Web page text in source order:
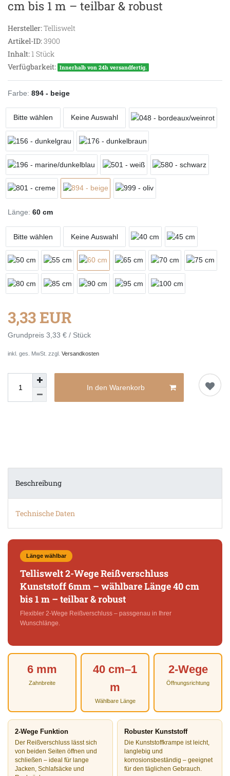
cm bis 1 m – teilbar & robust
Hersteller:Telliswelt
Artikel-ID:3900
Inhalt:1 Stück
Verfügbarkeit: Innerhalb von 24h versandfertig.
Farbe: 894 - beige
Bitte wählen Keine Auswahl
Länge: 60 cm
Bitte wählen Keine Auswahl
3,33 EUR
Grundpreis 3,33 € / Stück
inkl. ges. MwSt. zzgl. Versandkosten
In den Warenkorb
Beschreibung
Technische Daten
Länge wählbar
Telliswelt 2-Wege Reißverschluss
Kunststoff 6mm – wählbare Länge 40 cm
bis 1 m – teilbar & robust
Flexibler 2-Wege Reißverschluss – passgenau in Ihrer
Wunschlänge.
6 mm
Zahnbreite
40 cm–1
m
Wählbare Länge
2-Wege
Öffnungsrichtung
2-Wege Funktion
Der Reißverschluss lässt sich
von beiden Seiten öffnen und
schließen – ideal für lange
Jacken, Schlafsäcke und
Robuster Kunststoff
Die Kunststoffkrampe ist leicht,
langlebig und
korrosionsbeständig – geeignet
für den täglichen Gebrauch.